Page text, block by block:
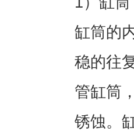
缸筒的
稳的往
管缸筒
锈蚀。